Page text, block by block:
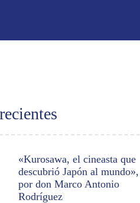
«Kurosawa, el cineasta que
descubrió Japón al mundo»,
por don Marco Antonio
Rodríguez